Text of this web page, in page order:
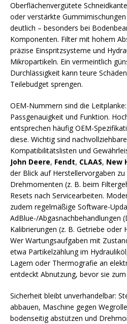
Oberflächenvergütete
oder verstärkte
deutlich – besonders bei
Komponenten. Filter mit hohem
präzise Einspritzsysteme und
Mikropartikeln. Ein vermeintlich
Durchlässigkeit kann teure
Teilebudget sprengen.
OEM-Nummern sind die
Passgenauigkeit und Funktion.
entsprechen häufig OEM-
diese. Wichtig sind
Kompatibilitätslisten und
John Deere, Fendt, CLAAS, New
der Blick auf Herstellervorgaben
Drehmomenten (z. B. beim
Resets nach Servicearbeiten.
zudem regelmäßige Software-
AdBlue-/Abgasnachbehandlungen
Kalibrierungen (z. B. Getriebe oder
Wer Wartungsaufgaben mit
etwa Partikelzählung im
Lagern oder Thermografie an
entdeckt Abnutzung, bevor sie
Sicherheit bleibt unverhandelbar:
abbauen, Maschine gegen
bodenseitig abstützen und